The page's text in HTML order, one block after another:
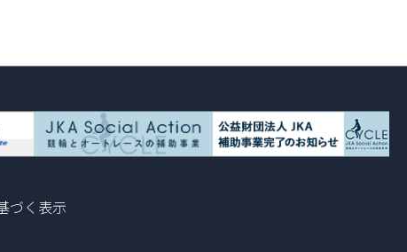
づく表示